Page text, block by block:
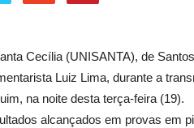
Cecília (UNISANTA), de
Luiz Lima, durante a
na noite desta terça-feira (19).
alcançados em provas em